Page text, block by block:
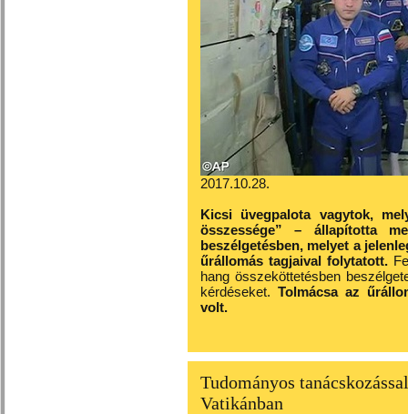
2017.10.28.
Kicsi üvegpalota vagytok,
összessége” – állapította
beszélgetésben, melyet a
űrállomás tagjaival folytatott.
hang összeköttetésben
kérdéseket. Tolmácsa az
volt.
Tudományos
Vatikánban